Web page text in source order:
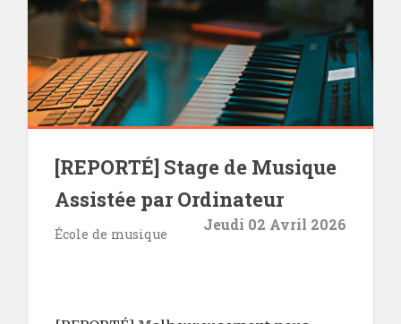
[REPORTÉ] Stage de Musique
Assistée par Ordinateur
École de musique
Jeudi 02 Avril 2026